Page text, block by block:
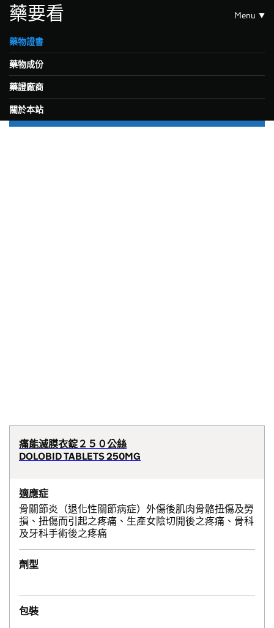
藥要看 Menu
藥物證書
藥物成份
藥證廠商
關於本站
痛能滅膜衣錠２５０公絲
DOLOBID TABLETS 250MG
適應症
骨關節炎（退化性關節病症）外傷後肌肉骨骼扭傷及勞
損、扭傷而引起之疼痛、生產女陰切開後之疼痛、骨科
及牙科手術後之疼痛
劑型
包裝